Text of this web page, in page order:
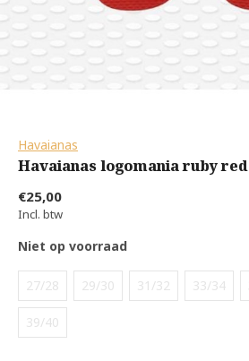
Havaianas
Havaianas logomania ruby red
€25,00
Incl. btw
Niet op voorraad
27/28 29/30 31/32 33/34
39/40